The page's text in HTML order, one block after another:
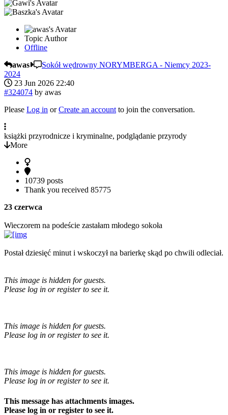
Topic Author
Offline
awas
Sokół wędrowny NORYMBERGA - Niemcy 2023-
2024
23 Jun 2026 22:40
#324074 by awas
Please Log in orCreate an account to join the conversation.
książki przyrodnicze i kryminalne, podglądanie przyrody
More
10739 posts
Thank you received 85775
23 czerwca
Wieczorem na podeście zastałam młodego sokoła
Postał dziesięć minut i wskoczył na barierkę skąd po chwili odleciał.
This image is hidden for guests.
Please log in or register to see it.
This image is hidden for guests.
Please log in or register to see it.
This image is hidden for guests.
Please log in or register to see it.
This message has attachments images.
Please log in or register to see it.